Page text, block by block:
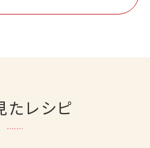
たレシピ